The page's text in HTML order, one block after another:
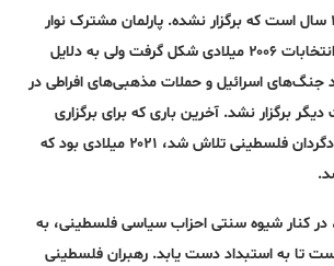
انتخابات در نوار غزه ۱۹ سال است که برگزار نشده. پارلمان مشترک نوار
غزه و کرانه باختری در انتخابات ۲۰۰۶ میلادی شکل گرفت ولی به دلایل
جنگ‌های اسرائیل و حملات مذهبی‌های افراطی در
دیگر برگزار نشد. آخرین باری که برای برگزاری
انتخابات در مناطق خودگردان فلسطینی تلاش شد، ۲۰۲۱ میلادی بود که
در کنار شیوه سنتی احزاب سیاسی فلسطینی، به
است تا به استبداد دست یابد. رهبران فلسطینی